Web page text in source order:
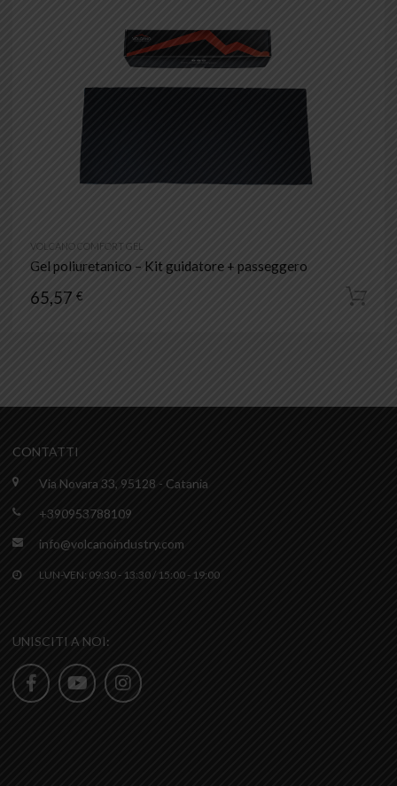
VOLCANO COMFORT GEL
Gel poliuretanico – Kit guidatore + passeggero
65,57 €
CONTATTI
Via Novara 33, 95128 - Catania
+390953788109
info@volcanoindustry.com
LUN-VEN: 09:30 - 13:30 / 15:00 - 19:00
UNISCITI A NOI: